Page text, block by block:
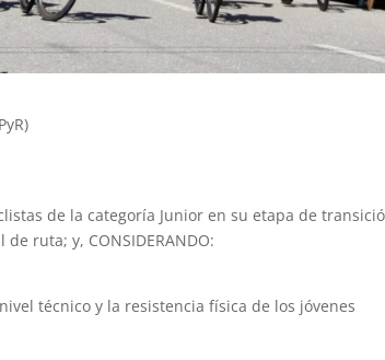
de la categoría Junior en su etapa de
ruta; y, CONSIDERANDO:
técnico y la resistencia física de los jóvenes